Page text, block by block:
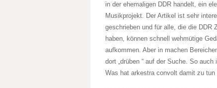
in der ehemaligen DDR handelt, ein
Musikprojekt. Der Artikel ist sehr
geschrieben und für alle, die die DDR
haben, können schnell wehmütige
aufkommen. Aber in machen
dort „drüben “ auf der Suche. So auch
Was hat arkestra convolt damit zu tun